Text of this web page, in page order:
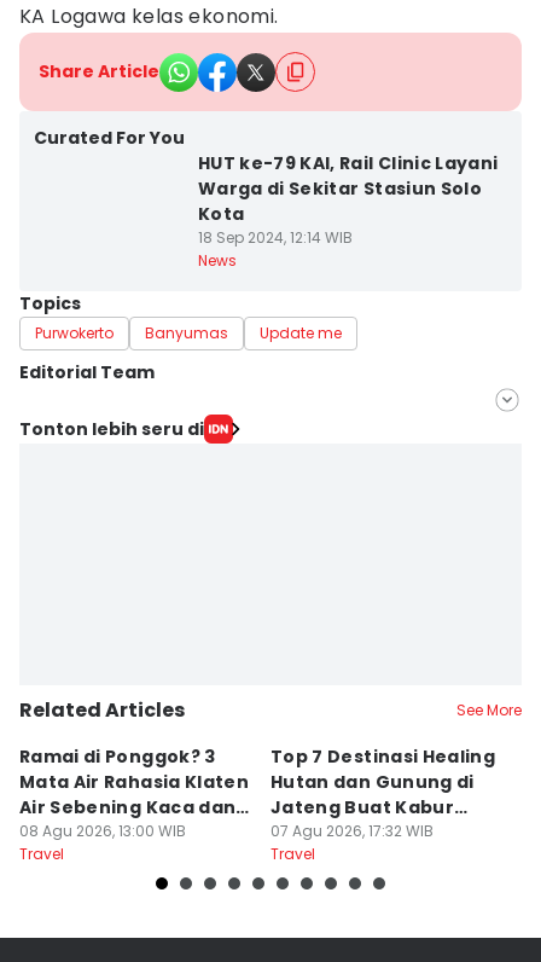
KA Logawa kelas ekonomi.
Share Article
Curated For You
HUT ke-79 KAI, Rail Clinic Layani
Warga di Sekitar Stasiun Solo
Kota
18 Sep 2024, 12:14 WIB
News
Topics
Purwokerto Banyumas Update me
Editorial Team
Editor
Tonton lebih seru di
Related Articles See More
Ramai di Ponggok? 3
Mata Air Rahasia Klaten
Air Sebening Kaca dan
Masih Sepi
08 Agu 2026, 13:00 WIB
Travel
Top 7 Destinasi Healing
Hutan dan Gunung di
Jateng Buat Kabur
Sejenak, Under Rp200
Ribu
07 Agu 2026, 17:32 WIB
Travel